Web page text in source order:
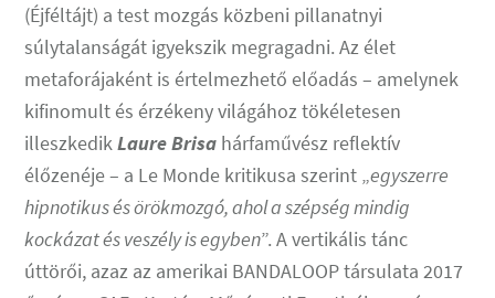
(Éjféltájt) a test mozgás közbeni pillanatnyi
súlytalanságát igyekszik megragadni. Az élet
metaforájaként is értelmezhető előadás – amelynek
kifinomult és érzékeny világához tökéletesen
illeszkedikLaure Brisa hárfaművész reflektív
élőzenéje – a Le Monde kritikusa szerint „egyszerre
hipnotikus és örökmozgó, ahol a szépség mindig
kockázat és veszély is egyben”. A vertikális tánc
úttörői, azaz az amerikai BANDALOOP társulata 2017